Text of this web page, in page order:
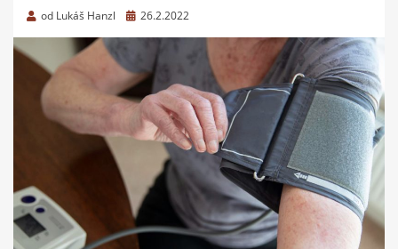
od Lukáš Hanzl
Zveřejněno
26.2.2022